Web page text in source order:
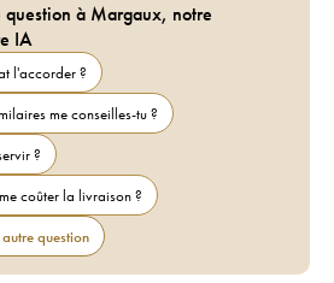
question à Margaux, notre
IA
l'accorder ?
me conseilles-tu ?
?
coûter la livraison ?
question